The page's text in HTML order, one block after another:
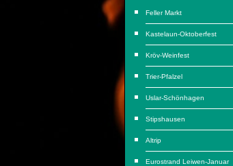
Feller Markt
Kastelaun-Oktoberfest
Kröv-Weinfest
Trier-Pfalzel
Uslar-Schönhagen
Stipshausen
Altrip
Eurostrand Leiwen-Januar